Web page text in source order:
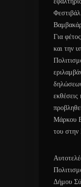
Για
και την
εκθέσεις
Μάρκου
του στην
Δήμου